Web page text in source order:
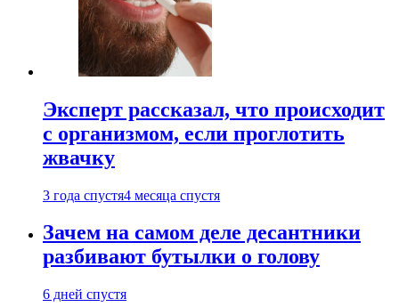
Эксперт рассказал, что происходит
с организмом, если проглотить
жвачку
3 года спустя4 месяца спустя
Зачем на самом деле десантники
разбивают бутылки о голову
6 дней спустя